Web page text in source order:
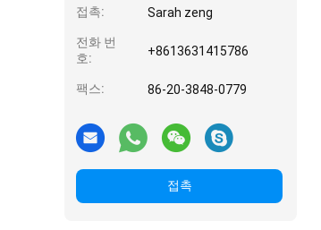
접촉: Sarah zeng
전화 번
호:
+8613631415786
팩스: 86-20-3848-0779
접촉